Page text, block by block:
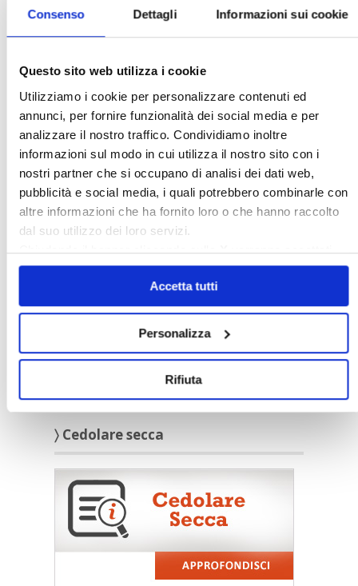
Consenso Dettagli Informazioni sui cookie
Questo sito web utilizza i cookie
Utilizziamo i cookie per personalizzare contenuti ed
annunci, per fornire funzionalità dei social media e per
analizzare il nostro traffico. Condividiamo inoltre
informazioni sul modo in cui utilizza il nostro sito con i
nostri partner che si occupano di analisi dei dati web,
pubblicità e social media, i quali potrebbero combinarle con
altre informazioni che ha fornito loro o che hanno raccolto
dal suo utilizzo dei loro servizi.
Chiudendo il banner cliccando sullaXverranno accettati
solo i cookie necessari.
Accetta tutti
Personalizza
Rifiuta
〉 Strumenti
〉 Cedolare secca